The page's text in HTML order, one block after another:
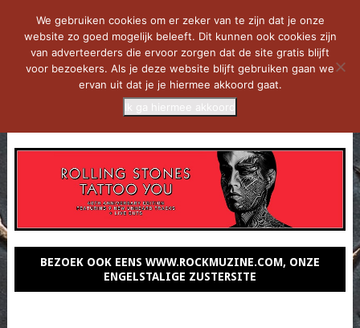
BEZOEK OOK EENS WWW.ROCKMUZINE.COM, ONZE
ENGELSTALIGE ZUSTERSITE
We gebruiken cookies om er zeker van te zijn dat je onze
website zo goed mogelijk beleeft. Dit kunnen ook cookies zijn
van adverteerders die ervoor zorgen dat de site gratis blijft
voor bezoekers. Als je deze website blijft gebruiken gaan we
ervan uit dat je je hiermee akkoord gaat.
Ik ga hiermee akkoord